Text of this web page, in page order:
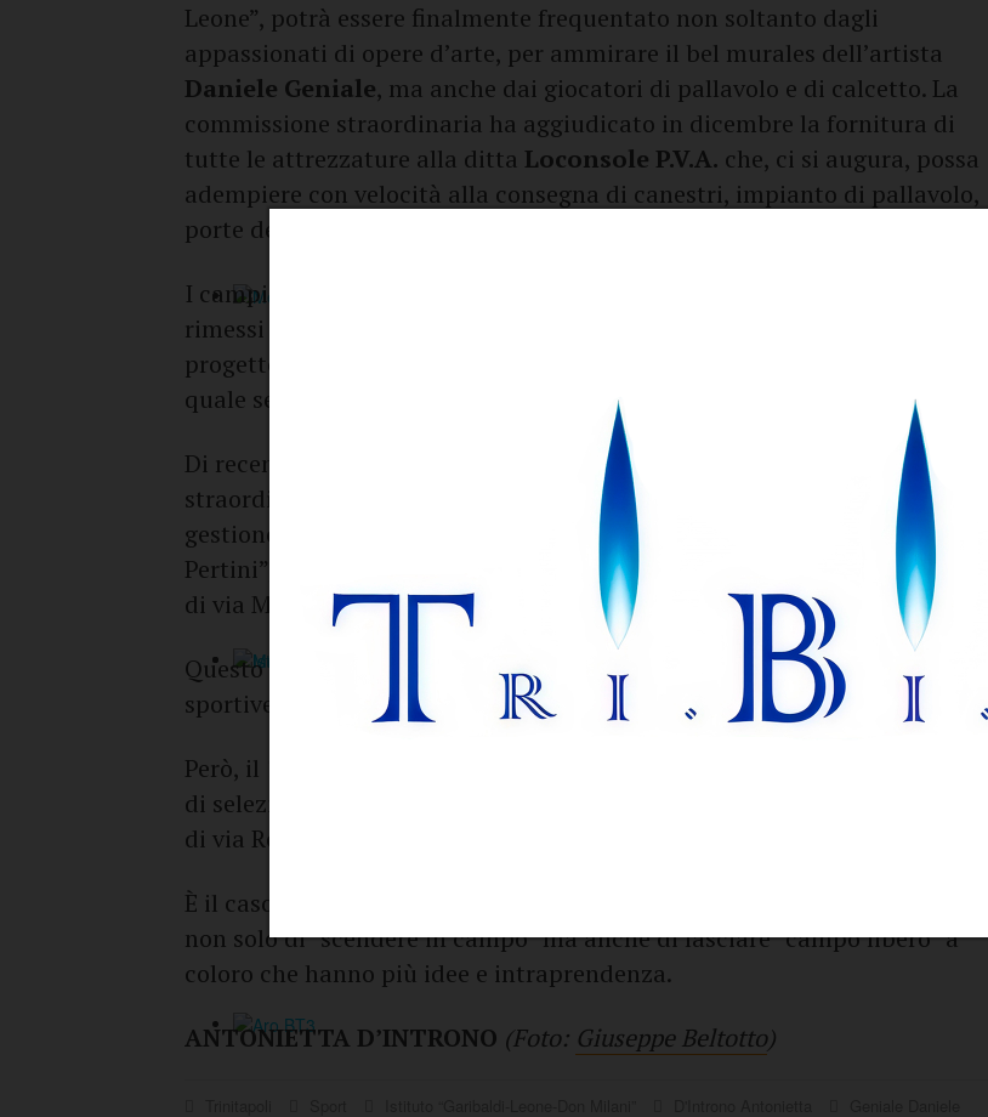
Leone”, potrà essere finalmente frequentato non soltanto dagli
appassionati di opere d’arte, per ammirare il bel murales dell’artista
Daniele Geniale, ma anche dai giocatori di pallavolo e di calcetto. La
commissione straordinaria ha aggiudicato in dicembre la fornitura di
tutte le attrezzature alla ditta Loconsole P.V.A. che, ci si augura, possa
adempiere con velocità alla consegna di canestri, impianto di pallavolo,
porte del calcetto, tracciatura campi di gioco e arredi per gli spogliatoi.
I campi da tennis di via Lazzaretto, ormai obsoleti e trascurati, saranno
rimessi a nuovo. In ottobre la commissione straordinaria ha approvato un
progetto esecutivo redatto dall’architetto
quale seguirà la gara di appalto per l’assegnazione dei lavori.
Di recente c’è stata anche una determina gestionale della commissione
straordinaria (la n. 757 del 25 novembre 2022) per l’affidamento in
gestione dei seguenti impianti sportivi: Palazzetto dello Sport “Sandro
Pertini”, Campo di calcio a 5 di via Reggio Calabria e Campo di calcio a 5
di via Mare “Io gioco legale”.
Questo avviso, promulgato per la gestione diretta delle su citate strutture
sportive, è andato deserto.
Però, il 17 gennaio scorso sono stati pubblicati due nuovi Avvisi pubblici
di selezione per assegnare la gestione diretta dei due campi di calcio a 5
di via Reggio Calabria e di via Mare (
È il caso di dire metaforicamente che è arrivato il tempo per i cittadini
non solo di “scendere in campo” ma anche di lasciare “campo libero” a
coloro che hanno più idee e intraprendenza.
ANTONIETTA D’INTRONO (Foto: Giuseppe Beltotto)